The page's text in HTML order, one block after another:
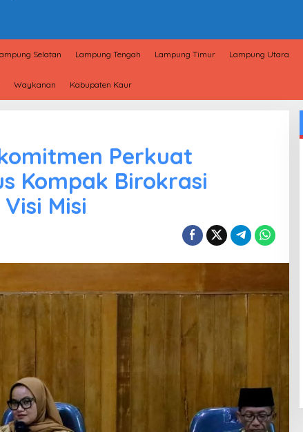
Selatan Lampung Tengah Lampung Timur Lampung Utara
Waykanan Kabupaten Kaur
Perkuat
Kompak Birokrasi
Misi